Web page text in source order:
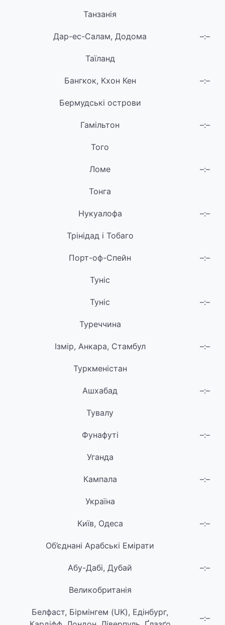
Танзанія
Дар-ес-Салам, Додома –:–
Таїланд
Бангкок, Кхон Кен –:–
Бермудські острови
Гамільтон –:–
Того
Ломе –:–
Тонга
Нукуалофа –:–
Трінідад і Тобаго
Порт-оф-Спейн –:–
Туніс
Туніс –:–
Туреччина
Ізмір, Анкара, Стамбул –:–
Туркменістан
Ашхабад –:–
Тувалу
Фунафуті –:–
Уганда
Кампала –:–
Україна
Київ, Одеса –:–
Об’єднані Арабські Емірати
Абу-Дабі, Дубай –:–
Великобританія
Белфаст, Бірмінгем (UK), Едінбург,
–:–